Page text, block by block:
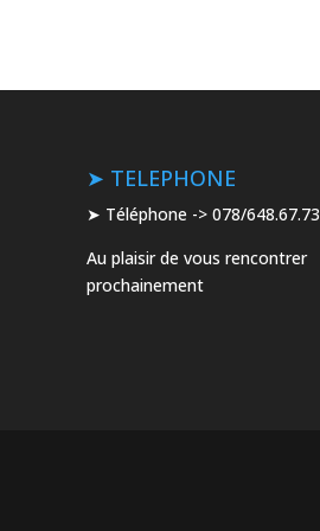
➤ TELEPHONE
➤ Téléphone -> 078/648.67.73
Au plaisir de vous rencontrer
prochainement